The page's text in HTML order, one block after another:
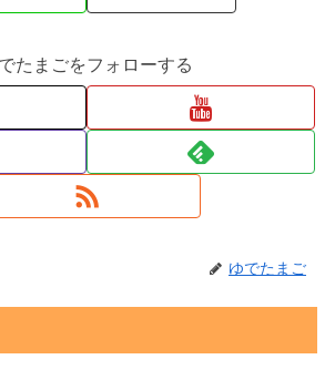
たまごをフォローする
ゆでたまご